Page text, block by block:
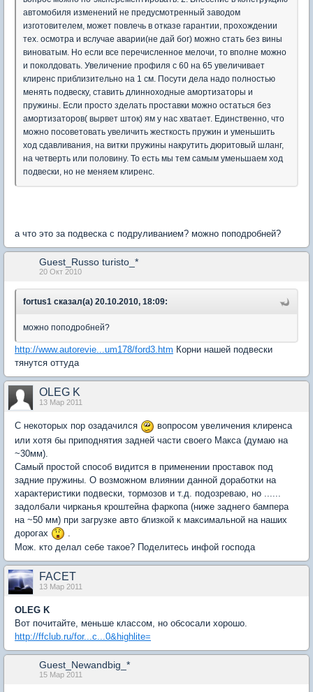
автомобиля изменений не предусмотренный заводом
изготовителем, может повлечь в отказе гарантии, прохождении
тех. осмотра и вслучае аварии(не дай бог) можно стать без вины
виноватым. Но если все перечисленное мелочи, то вполне можно
и поколдовать. Увеличение профиля с 60 на 65 увеличивает
клиренс приблизительно на 1 см. Посути дела надо полностью
менять подвеску, ставить длинноходные амортизаторы и
пружины. Если просто зделать проставки можно остаться без
амортизаторов( вырвет шток) ям у нас хватает. Единственно, что
можно посоветовать увеличить жесткость пружин и уменьшить
ход сдавливания, на витки пружины накрутить дюритовый шланг,
на четверть или половину. То есть мы тем самым уменьшаем ход
подвески, но не меняем клиренс.
а что это за подвеска с подруливанием? можно поподробней?
Guest_Russo turisto_*
20 Окт 2010
fortus1 сказал(а) 20.10.2010, 18:09:
можно поподробней?
http://www.autorevie...um178/ford3.htm Корни нашей подвески
тянутся оттуда
OLEG K
13 Мар 2011
С некоторых пор озадачился
вопросом увеличения клиренса
или хотя бы приподнятия задней части своего Макса (думаю на
~30мм).
Самый простой способ видится в применении проставок под
задние пружины. О возможном влиянии данной доработки на
характеристики подвески, тормозов и т.д. подозреваю, но ......
задолбали чирканья кроштейна фаркопа (ниже заднего бампера
на ~50 мм) при загрузке авто близкой к максимальной на наших
дорогах
Мож. кто делал себе такое? Поделитесь инфой господа
FACET
13 Мар 2011
OLEG K
Вот почитайте, меньше классом, но обсосали хорошо.
http://ffclub.ru/for...c...0&highlite=
Guest_Newandbig_*
15 Мар 2011